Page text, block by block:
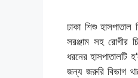
ঢাকা শিশু হাসপাতাল
সরঞ্জাম সহ রোগীর
ধরনের হাসপাতালটি
জন্য জরুরি বিভাগ